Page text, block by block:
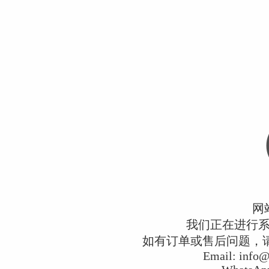
网
我们正在进行
如有订单或售后问题，
Email: